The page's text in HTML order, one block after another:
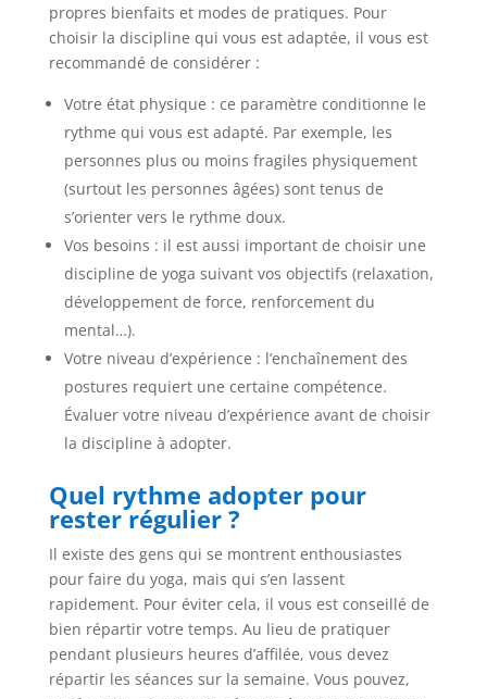
propres bienfaits et modes de pratiques. Pour
choisir la discipline qui vous est adaptée, il vous est
recommandé de considérer :
Votre état physique : ce paramètre conditionne le
rythme qui vous est adapté. Par exemple, les
personnes plus ou moins fragiles physiquement
(surtout les personnes âgées) sont tenus de
s’orienter vers le rythme doux.
Vos besoins : il est aussi important de choisir une
discipline de yoga suivant vos objectifs (relaxation,
développement de force, renforcement du
mental…).
Votre niveau d’expérience : l’enchaînement des
postures requiert une certaine compétence.
Évaluer votre niveau d’expérience avant de choisir
la discipline à adopter.
Quel rythme adopter pour
rester régulier ?
Il existe des gens qui se montrent enthousiastes
pour faire du yoga, mais qui s’en lassent
rapidement. Pour éviter cela, il vous est conseillé de
bien répartir votre temps. Au lieu de pratiquer
pendant plusieurs heures d’affilée, vous devez
répartir les séances sur la semaine. Vous pouvez,